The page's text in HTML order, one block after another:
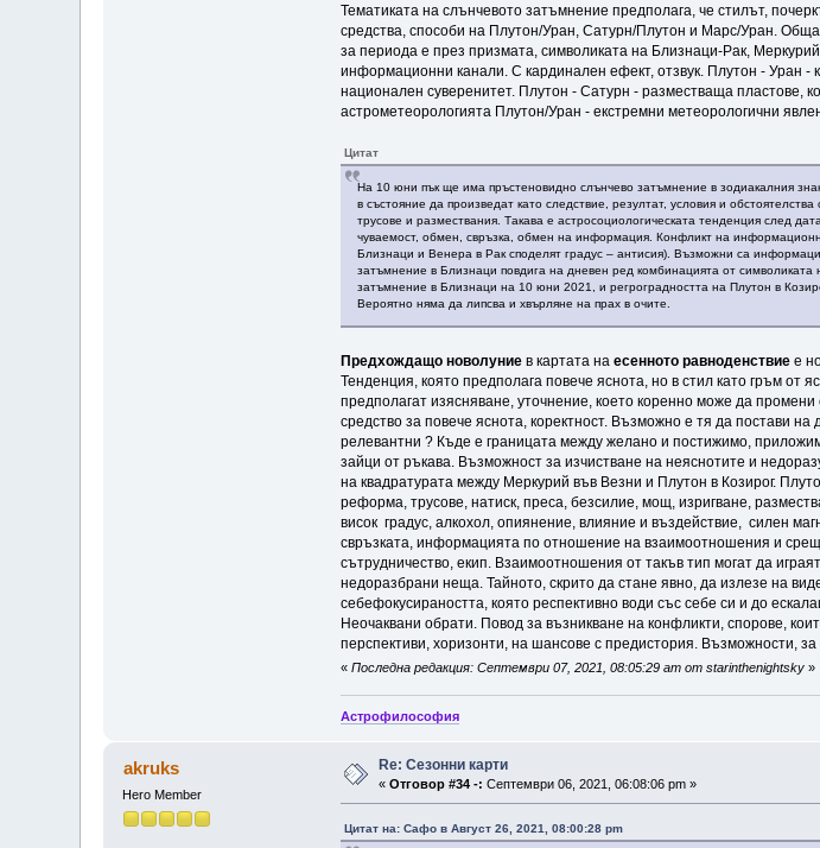
Тематиката на слънчевото затъмнение предполага, че стилът,
средства, способи на Плутон/Уран, Сатурн/Плутон и Марс/Уран.
за периода е през призмата, символиката на Близнаци-Рак,
информационни канали. С кардинален ефект, отзвук. Плутон - Уран
национален суверенитет. Плутон - Сатурн - разместваща пластове,
астрометеорологията Плутон/Уран - екстремни метеорологични
Цитат
На 10 юни пък ще има пръстеновидно слънчево затъмнение в зодиакалния
в състояние да произведат като следствие, резултат, условия и
трусове и размествания. Такава е астросоциологическата тенденция след
чуваемост, обмен, свръзка, обмен на информация. Конфликт на
Близнаци и Венера в Рак споделят градус – антисия). Възможни са
затъмнение в Близнаци повдига на дневен ред комбинацията от
затъмнение в Близнаци на 10 юни 2021, и регроградността на Плутон в
Вероятно няма да липсва и хвърляне на прах в очите.
Предхождащо новолуниев картата на есенното равноденствиее
Тенденция, която предполага повече яснота, но в стил като гръм от
предполагат изясняване, уточнение, което коренно може да
средство за повече яснота, коректност. Възможно е тя да постави
релевантни ? Къде е границата между желано и постижимо,
зайци от ръкава. Възможност за изчистване на неяснотите и
на квадратурата между Меркурий във Везни и Плутон в Козирог.
реформа, трусове, натиск, преса, безсилие, мощ, изригване,
висок градус, алкохол, опиянение, влияние и въздействие, силен
свръзката, информацията по отношение на взаимоотношения и
сътрудничество, екип. Взаимоотношения от такъв тип могат да
недоразбрани неща. Тайното, скрито да стане явно, да излезе на
себефокусираността, която респективно води със себе си и до
Неочаквани обрати. Повод за възникване на конфликти, спорове,
перспективи, хоризонти, на шансове с предистория. Възможности,
« Последна редакция: Септември 07, 2021, 08:05:29 am от starinthenightsky»
Астрофилософия
akruks
Hero Member
Re: Сезонни карти
«Отговор #34 -: Септември 06, 2021, 06:08:06 pm »
Цитат на: Сафо в Август 26, 2021, 08:00:28 pm